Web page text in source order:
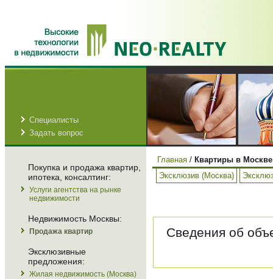
Специалисты
Задать вопрос
Покупка и продажа квартир,
ипотека, консалтинг:
Услуги агентства на рынке
недвижимости
Недвижимость Москвы:
Продажа квартир
Эксклюзивные
предложения:
Жилая недвижимость (Москва)
Главная / Квартиры в
Эксклюзив (Москва)
Сведения об